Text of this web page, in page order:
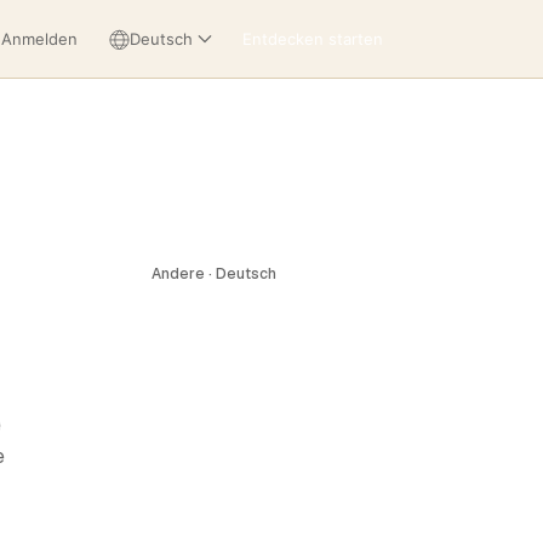
Entdecken starten
Anmelden Deutsch
Andere · Deutsch